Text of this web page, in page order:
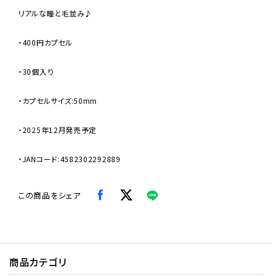
リアルな瞳と毛並み♪
・400円カプセル
・30個入り
・カプセルサイズ:50mm
・2025年12月発売予定
・JANコード:4582302292889
この商品をシェア
商品カテゴリ